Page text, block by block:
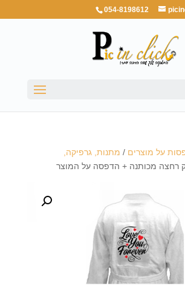
054-8198612
על מוצרים / מתנות, גרפיקה,
רחצה מכותנה + הדפסה על המוצר